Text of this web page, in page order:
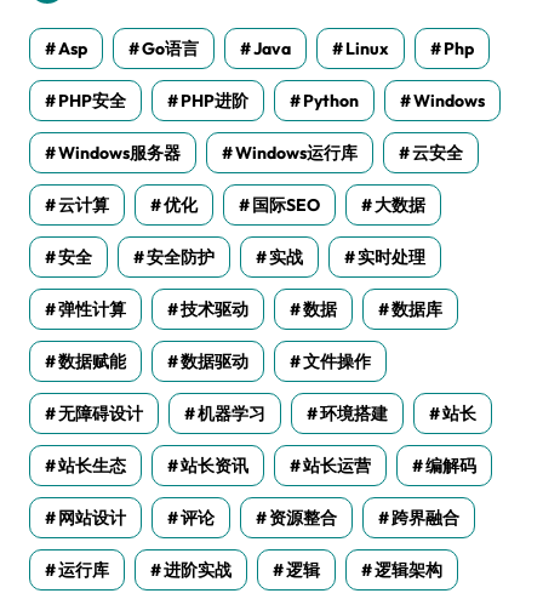
Asp Go语言 Java Linux Php
PHP安全 PHP进阶 Python Windows
Windows服务器 Windows运行库 云安全
云计算 优化 国际SEO 大数据
安全 安全防护 实战 实时处理
弹性计算 技术驱动 数据 数据库
数据赋能 数据驱动 文件操作
无障碍设计 机器学习 环境搭建 站长
站长生态 站长资讯 站长运营 编解码
网站设计 评论 资源整合 跨界融合
运行库 进阶实战 逻辑 逻辑架构